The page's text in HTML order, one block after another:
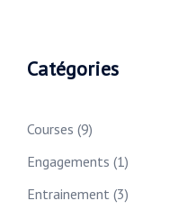
Catégories
Courses (9)
Engagements (1)
Entrainement (3)